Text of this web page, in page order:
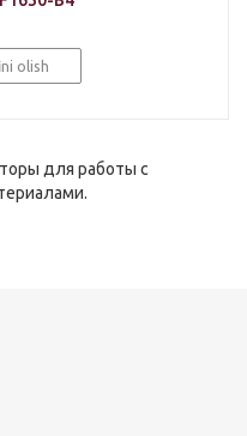
olish
для работы с